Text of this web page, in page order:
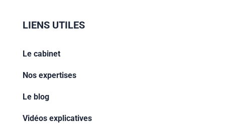
LIENS UTILES
Le cabinet
Nos expertises
Le blog
Vidéos explicatives